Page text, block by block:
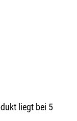
liegt bei 5